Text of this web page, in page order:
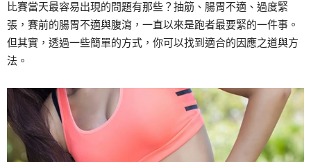
比賽當天最容易出現的問題有那些？抽筋、腸胃不適、過度緊
張，賽前的腸胃不適與腹瀉，一直以來是跑者最要緊的一件事。
但其實，透過一些簡單的方式，你可以找到適合的因應之道與方
法。